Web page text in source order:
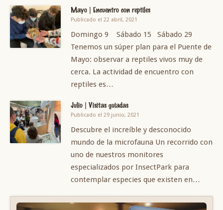
Mayo | Encuentro con reptiles
Publicado el 22 abril, 2021
Domingo 9 Sábado 15 Sábado 29
Tenemos un súper plan para el Puente de
Mayo: observar a reptiles vivos muy de
cerca. La actividad de encuentro con
reptiles es…
Julio | Visitas guiadas
Publicado el 29 junio, 2021
Descubre el increíble y desconocido
mundo de la microfauna Un recorrido con
uno de nuestros monitores
especializados por InsectPark para
contemplar especies que existen en…